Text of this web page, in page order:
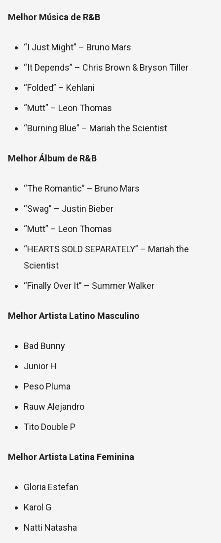
Melhor Música de R&B
“I Just Might” – Bruno Mars
“It Depends” – Chris Brown & Bryson Tiller
“Folded” – Kehlani
“Mutt” – Leon Thomas
“Burning Blue” – Mariah the Scientist
Melhor Álbum de R&B
“The Romantic” – Bruno Mars
“Swag” – Justin Bieber
“Mutt” – Leon Thomas
“HEARTS SOLD SEPARATELY” – Mariah the
Scientist
“Finally Over It” – Summer Walker
Melhor Artista Latino Masculino
Bad Bunny
Junior H
Peso Pluma
Rauw Alejandro
Tito Double P
Melhor Artista Latina Feminina
Gloria Estefan
Karol G
Natti Natasha